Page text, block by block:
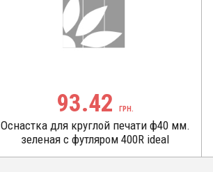
93.42 ГРН.
Оснастка для круглой печати ф40 мм.
зеленая c футляром 400R ideal